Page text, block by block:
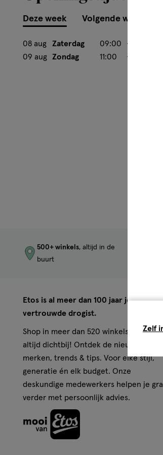
Deze week Volgende week
08 aug Zaterdag 09:00 -
09 aug
Zondag 11:00 -
500+ winkels, altijd in de
buurt
Etos is al meer dan 100 jaar jouw
vertrouwde drogist.
Shop in meer dan 520 winkels of
altijd dichtbij! Ontdek de nieuwste
merken, trends & tips. Voor elke stijl,
generatie én elk budget. Onze
deskundige medewerkers helpen je
verder met persoonlijk advies.
Zelf